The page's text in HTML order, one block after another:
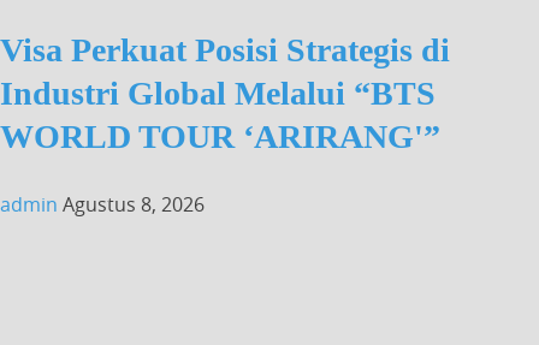
Visa Perkuat Posisi Strategis di
Industri Global Melalui “BTS
WORLD TOUR ‘ARIRANG'”
admin Agustus 8, 2026